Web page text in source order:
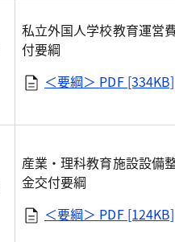
私立外国人学校教育運営
付要綱
＜要綱＞ PDF [334KB]
産業・理科教育施設設備
金交付要綱
＜要綱＞ PDF [124KB]